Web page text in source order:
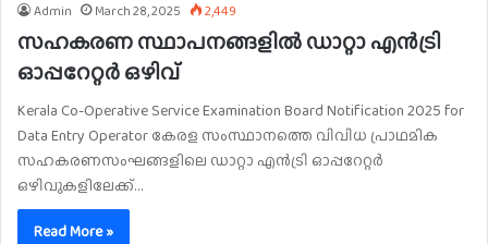
Admin March 28, 2025 2,449
സഹകരണ സ്ഥാപനങ്ങളില്‍ ഡാറ്റാ എൻട്രി
ഓപ്പറേറ്റർ ഒഴിവ്
Kerala Co-Operative Service Examination Board Notification 2025 for
Data Entry Operator കേരള സംസ്ഥാനത്തെ വിവിധ പ്രാഥമിക
സഹകരണസംഘങ്ങളിലെ ഡാറ്റാ എൻട്രി ഓപ്പറേറ്റർ
ഒഴിവുകളിലേക്ക്…
Read More »